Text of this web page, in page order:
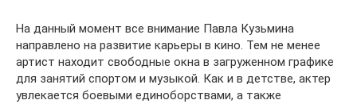
На данный момент все внимание Павла Кузьмина
направлено на развитие карьеры в кино. Тем не менее
артист находит свободные окна в загруженном графике
для занятий спортом и музыкой. Как и в детстве, актер
увлекается боевыми единоборствами, а также